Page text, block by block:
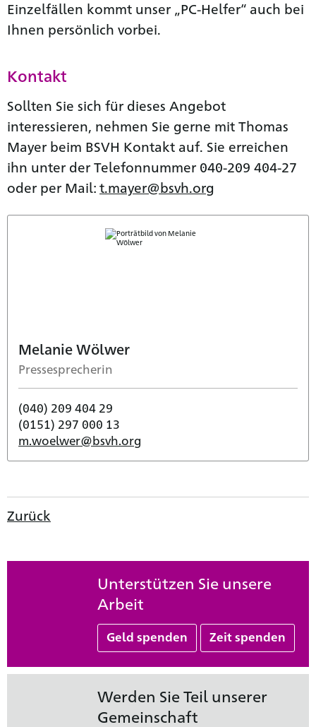
Einzelfällen kommt unser „PC-Helfer“ auch bei
Ihnen persönlich vorbei.
Kontakt
Sollten Sie sich für dieses Angebot
interessieren, nehmen Sie gerne mit Thomas
Mayer beim BSVH Kontakt auf. Sie erreichen
ihn unter der Telefonnummer 040-209 404-27
oder per Mail: t.mayer@bsvh.org
Melanie Wölwer
Pressesprecherin
(040) 209 404 29
(0151) 297 000 13
m.woelwer@bsvh.org
Zurück
Unterstützen Sie unsere
Arbeit
Geld spenden Zeit spenden
Werden Sie Teil unserer
Gemeinschaft